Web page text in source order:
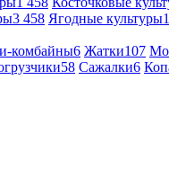
3 458 Ягодные культуры
комбайны6 Жатки107
58 Сажалки6